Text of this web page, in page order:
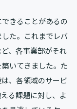
きることがあるの
た。これまでレバ
、各事業部がそれ
いてきました。た
、各領域のサービ
る課題に対し、よ